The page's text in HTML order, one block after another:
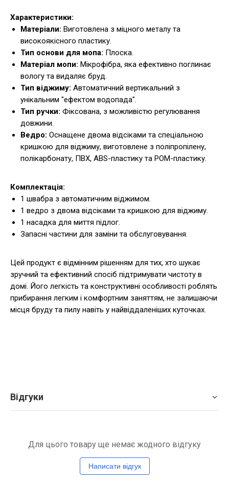
Характеристики:
Матеріали: Виготовлена з міцного металу та
високоякісного пластику.
Тип основи для мопа: Плоска.
Матеріал мопи: Мікрофібра, яка ефективно поглинає
вологу та видаляє бруд.
Тип віджиму: Автоматичний вертикальний з
унікальним "ефектом водопада".
Тип ручки: Фіксована, з можливістю регулювання
довжини.
Ведро: Оснащене двома відсіками та спеціальною
кришкою для віджиму, виготовлене з поліпропілену,
полікарбонату, ПВХ, ABS-пластику та POM-пластику.
Комплектація:
1 швабра з автоматичним віджимом.
1 ведро з двома відсіками та кришкою для віджиму.
1 насадка для миття підлог.
Запасні частини для заміни та обслуговування.
Цей продукт є відмінним рішенням для тих, хто шукає
зручний та ефективний спосіб підтримувати чистоту в
домі. Його легкість та конструктивні особливості роблять
прибирання легким і комфортним заняттям, не залишаючи
місця бруду та пилу навіть у найвіддаленіших куточках.
Відгуки
Для цього товару ще немає жодного відгуку
Написати відгук